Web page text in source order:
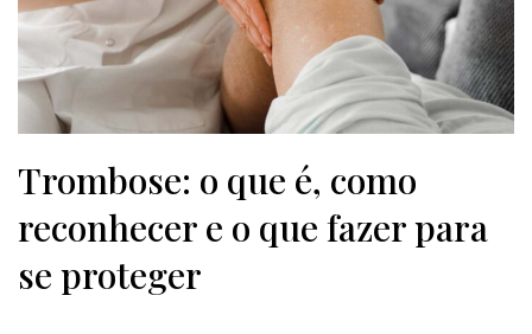
Trombose: o que é, como
reconhecer e o que fazer para
se proteger